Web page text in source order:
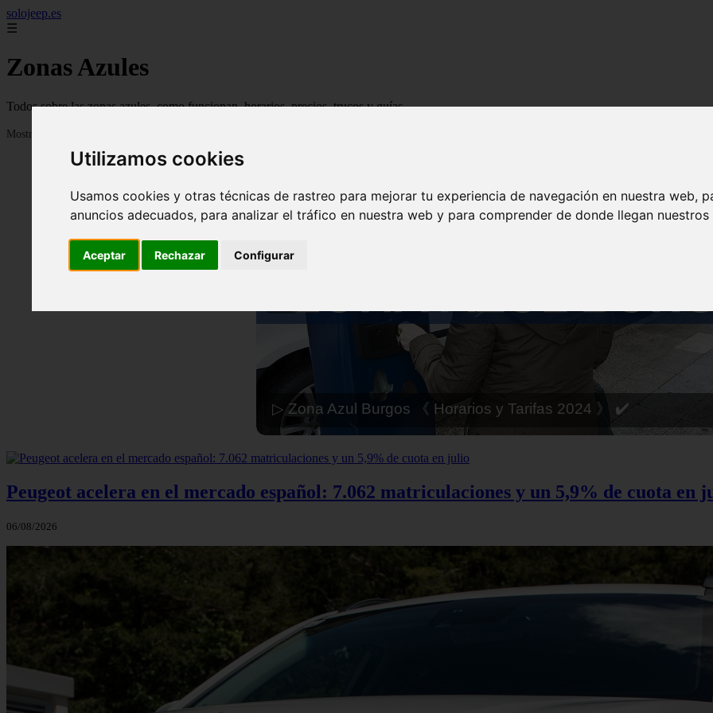
Utilizamos cookies
Usamos cookies y otras técnicas de rastreo para mejorar tu experiencia de navegación en nuestra web,
anuncios adecuados, para analizar el tráfico en nuestra web y para comprender de donde llegan
Aceptar Rechazar Configurar
solojeep.es
☰
Zonas Azules
Todos sobre las zonas azules, como funcionan, horarios, precios, trucos y guías
Mostrando 1 - 24 de 3335 artículos
▷ Zona Azul Córdoba 《 Horarios y Tarifas 2024 》 ✔️
Peugeot acelera en el mercado español: 7.062 matriculaciones y un 5,9% de cuota en
06/08/2026